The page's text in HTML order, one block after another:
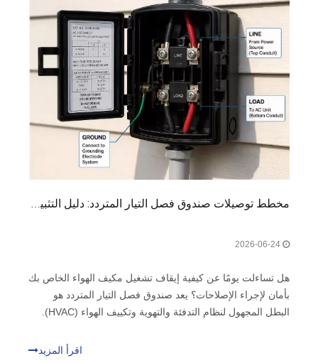
مخطط توصيلات صندوق فصل التيار المتردد: دليل التثبيت الكامل
هل تساءلت يومًا عن كيفية إيقاف تشغيل مكيف الهواء الخاص بك
بأمان لإجراء الإصلاحات؟ يعد صندوق فصل التيار المتردد هو
البطل المجهول لنظام التدفئة والتهوية وتكييف الهواء (HVAC).
اقرأ المزيد